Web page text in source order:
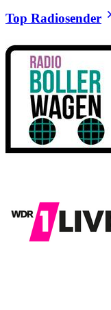
Top Radiosender